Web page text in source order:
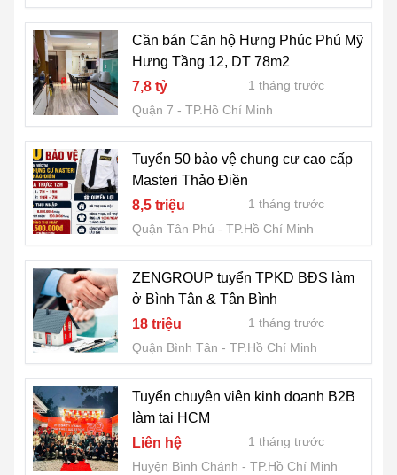
Cần bán Căn hộ Hưng Phúc Phú Mỹ
Hưng Tầng 12, DT 78m2
7,8 tỷ
1 tháng trước
Quận 7
TP.Hồ Chí Minh
Tuyển 50 bảo vệ chung cư cao cấp
Masteri Thảo Điền
8,5 triệu
1 tháng trước
Quận Tân Phú
TP.Hồ Chí Minh
ZENGROUP tuyển TPKD BĐS làm
ở Bình Tân & Tân Bình
18 triệu
1 tháng trước
Quận Bình Tân
TP.Hồ Chí Minh
Tuyển chuyên viên kinh doanh B2B
làm tại HCM
Liên hệ
1 tháng trước
Huyện Bình Chánh
TP.Hồ Chí Minh